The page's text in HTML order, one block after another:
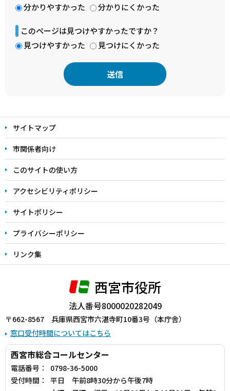
分かりやすかった
分かりにくかった
このページは見つけやすかったですか？
見つけやすかった
見つけにくかった
文
こ
こ
ま
で
サイトマップ
市関係者向け
このサイトの使い方
アクセシビリティポリシー
サイトポリシー
プライバシーポリシー
リンク集
西宮市役所
法人番号8000020282049
〒662-8567 兵庫県西宮市六湛寺町10番3号（本庁舎）
窓口受付時間についてはこちら
西宮市総合コールセンター
電話番号：
0798-36-5000
受付時間：
平日 午前8時30分から午後7時